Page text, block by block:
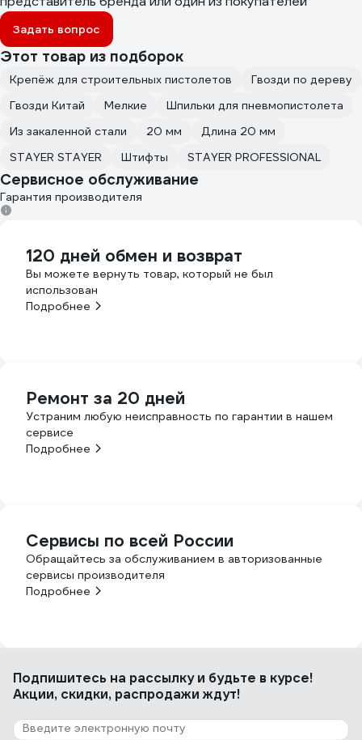
Задать вопрос
Этот товар из подборок
Крепёж для строительных пистолетов
Гвозди по дереву
Гвозди Китай
Мелкие
Шпильки для пневмопистолета
Из закаленной стали
20 мм
Длина 20 мм
STAYER STAYER
Штифты STAYER PROFESSIONAL
Сервисное обслуживание
Гарантия производителя
120 дней обмен и возврат
Вы можете вернуть товар, который не был
использован
Подробнее
Ремонт за 20 дней
Устраним любую неисправность по гарантии в нашем
сервисе
Подробнее
Сервисы по всей России
Обращайтесь за обслуживанием в авторизованные
сервисы производителя
Подробнее
Подпишитесь на рассылкуи будьте в курсе!
Акции, скидки, распродажи ждут!